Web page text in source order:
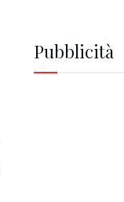
Pubblicità